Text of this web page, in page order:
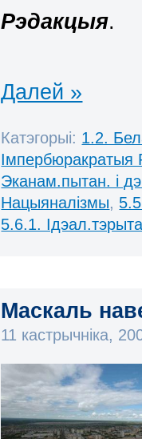
Рэдакцыя.
Далей »
Катэгорыі: 1.2.
Імпербюракратыя
Эканам.пытан. і
Нацыяналізмы,
5.6.1.
Маскаль
11 кастрычніка,